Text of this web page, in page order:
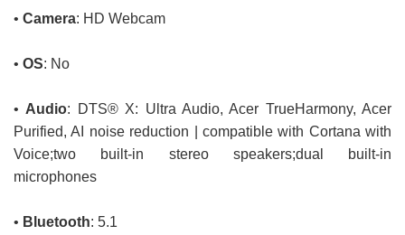
• Camera: HD Webcam
• OS: No
• Audio: DTS® X: Ultra Audio, Acer TrueHarmony, Acer
Purified, AI noise reduction | compatible with Cortana with
Voice;two built-in stereo speakers;dual built-in
microphones
• Bluetooth: 5.1